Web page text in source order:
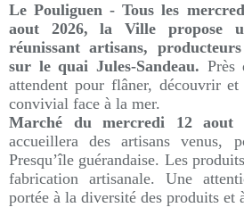
Le Pouliguen - Tous les
aout 2026, la Ville propose
réunissant artisans,
sur le quai Jules-Sandeau. Près
attendent pour flâner, découvrir
convivial face à la mer.
Marché du mercredi 12 aout
accueillera des artisans
Presqu’île guérandaise. Les
fabrication artisanale. Une
portée à la diversité des produits et